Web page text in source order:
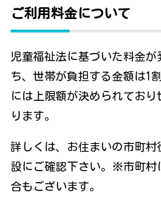
ご利用料金について
児童福祉法に基づいた料金が
ち、世帯が負担する金額は1
には上限額が決められてお
ります。
詳しくは、お住まいの市町
設にご確認下さい。※市町村
合もございます。